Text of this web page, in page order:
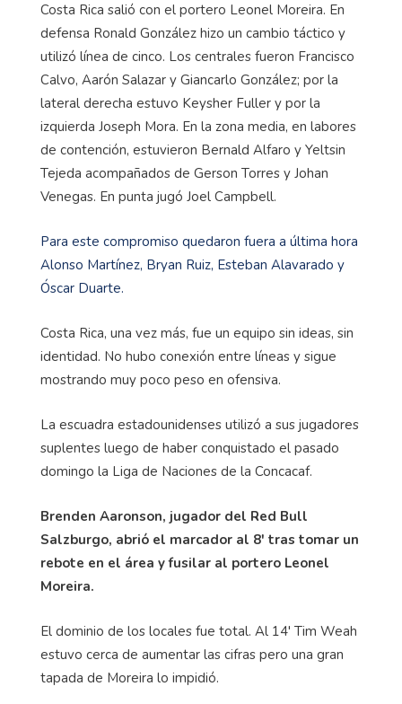
Costa Rica salió con el portero Leonel Moreira. En
defensa Ronald González hizo un cambio táctico y
utilizó línea de cinco. Los centrales fueron Francisco
Calvo, Aarón Salazar y Giancarlo González; por la
lateral derecha estuvo Keysher Fuller y por la
izquierda Joseph Mora. En la zona media, en labores
de contención, estuvieron Bernald Alfaro y Yeltsin
Tejeda acompañados de Gerson Torres y Johan
Venegas. En punta jugó Joel Campbell.
Para este compromiso quedaron fuera a última hora
Alonso Martínez, Bryan Ruiz, Esteban Alavarado y
Óscar Duarte.
Costa Rica, una vez más, fue un equipo sin ideas, sin
identidad. No hubo conexión entre líneas y sigue
mostrando muy poco peso en ofensiva.
La escuadra estadounidenses utilizó a sus jugadores
suplentes luego de haber conquistado el pasado
domingo la Liga de Naciones de la Concacaf.
Brenden Aaronson, jugador del Red Bull
Salzburgo, abrió el marcador al 8' tras tomar un
rebote en el área y fusilar al portero Leonel
Moreira.
El dominio de los locales fue total. Al 14' Tim Weah
estuvo cerca de aumentar las cifras pero una gran
tapada de Moreira lo impidió.